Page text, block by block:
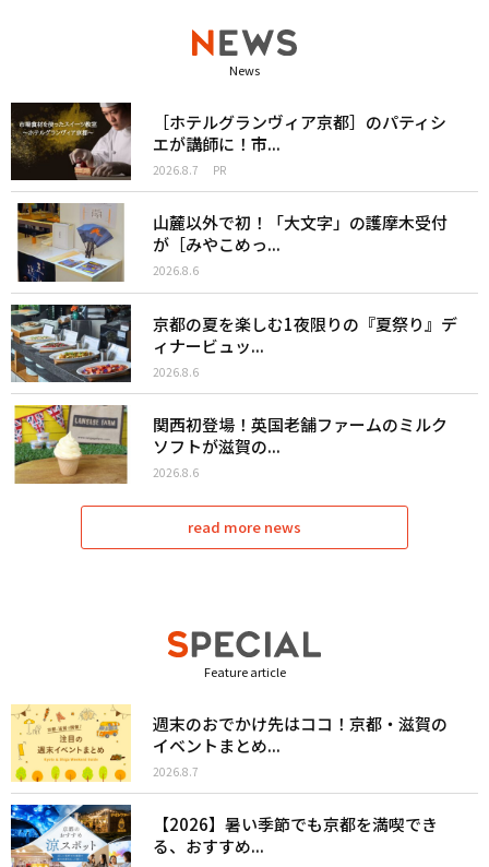
News
［ホテルグランヴィア京都］のパティシ
エが講師に！市...
2026.8.7 PR
山麓以外で初！「大文字」の護摩木受付
が［みやこめっ...
2026.8.6
京都の夏を楽しむ1夜限りの『夏祭り』デ
ィナービュッ...
2026.8.6
関西初登場！英国老舗ファームのミルク
ソフトが滋賀の...
2026.8.6
read more news
Feature article
週末のおでかけ先はココ！京都・滋賀の
イベントまとめ...
2026.8.7
【2026】暑い季節でも京都を満喫でき
る、おすすめ...